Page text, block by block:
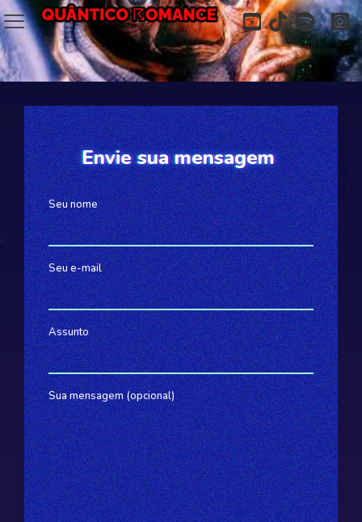
Envie sua mensagem
Seu nome
Seu e-mail
Assunto
Sua mensagem (opcional)